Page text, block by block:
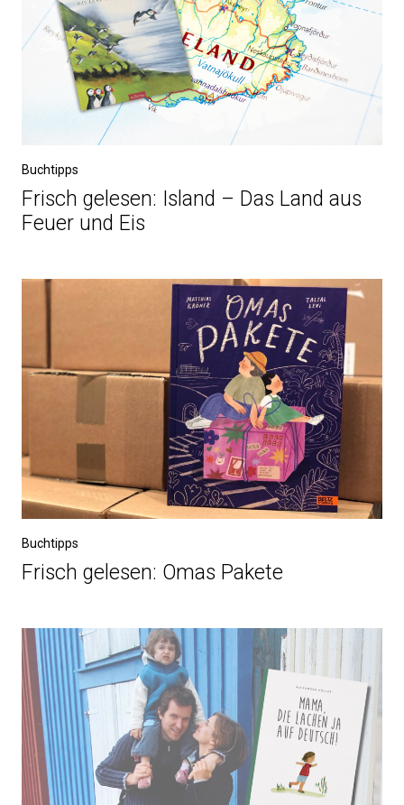
Buchtipps
Frisch gelesen: Island – Das Land aus
Feuer und Eis
Buchtipps
Frisch gelesen: Omas Pakete